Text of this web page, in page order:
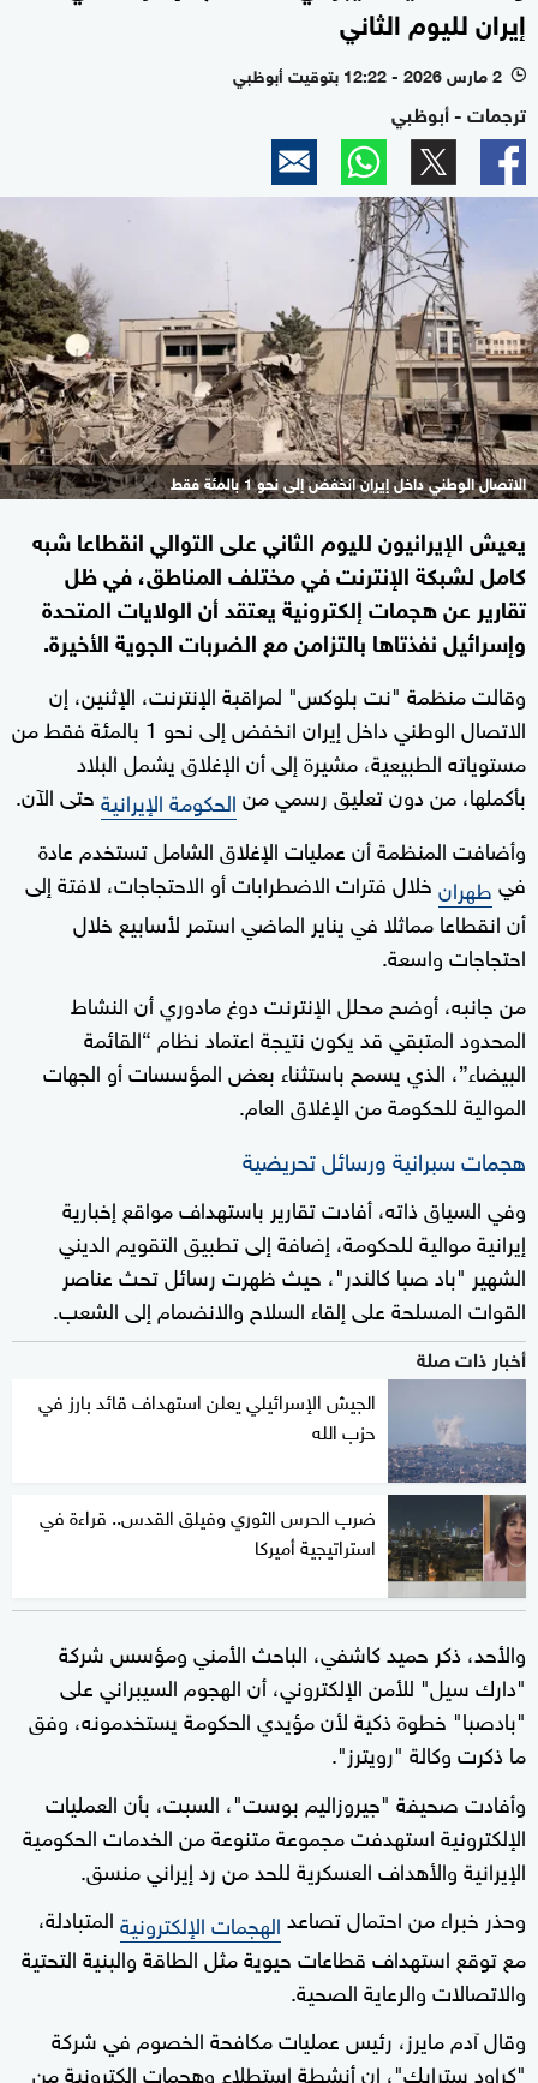
إيران لليوم الثاني
l 2 مارس 2026 - 12:22 بتوقيت أبوظبي
ترجمات - أبوظبي
الاتصال الوطني داخل إيران انخفض إلى نحو 1 بالمئة فقط
يعيش الإيرانيون لليوم الثاني على التوالي انقطاعا شبه
كامل لشبكة الإنترنت في مختلف المناطق، في ظل
تقارير عن هجمات إلكترونية يعتقد أن الولايات المتحدة
وإسرائيل نفذتاها بالتزامن مع الضربات الجوية الأخيرة.
وقالت منظمة "نت بلوكس" لمراقبة الإنترنت، الإثنين، إن
الاتصال الوطني داخل إيران انخفض إلى نحو 1 بالمئة فقط من
مستوياته الطبيعية، مشيرة إلى أن الإغلاق يشمل البلاد
بأكملها، من دون تعليق رسمي منالحكومة الإيرانيةحتى الآن.
وأضافت المنظمة أن عمليات الإغلاق الشامل تستخدم عادة
فيطهرانخلال فترات الاضطرابات أو الاحتجاجات، لافتة إلى
أن انقطاعا مماثلا في يناير الماضي استمر لأسابيع خلال
احتجاجات واسعة.
من جانبه، أوضح محلل الإنترنت دوغ مادوري أن النشاط
المحدود المتبقي قد يكون نتيجة اعتماد نظام “القائمة
البيضاء”، الذي يسمح باستثناء بعض المؤسسات أو الجهات
الموالية للحكومة من الإغلاق العام.
هجمات سبرانية ورسائل تحريضية
وفي السياق ذاته، أفادت تقارير باستهداف مواقع إخبارية
إيرانية موالية للحكومة، إضافة إلى تطبيق التقويم الديني
الشهير "باد صبا كالندر"، حيث ظهرت رسائل تحث عناصر
القوات المسلحة على إلقاء السلاح والانضمام إلى الشعب.
أخبار ذات صلة
الجيش الإسرائيلي يعلن استهداف قائد بارز في
حزب الله
ضرب الحرس الثوري وفيلق القدس.. قراءة في
استراتيجية أميركا
والأحد، ذكر حميد كاشفي، الباحث الأمني ومؤسس شركة
"دارك سيل" للأمن الإلكتروني، أن الهجوم السيبراني على
"بادصبا" خطوة ذكية لأن مؤيدي الحكومة يستخدمونه، وفق
ما ذكرت وكالة "رويترز".
وأفادت صحيفة "جيروزاليم بوست"، السبت، بأن العمليات
الإلكترونية استهدفت مجموعة متنوعة من الخدمات الحكومية
الإيرانية والأهداف العسكرية للحد من رد إيراني منسق.
وحذر خبراء من احتمال تصاعدالهجمات الإلكترونيةالمتبادلة،
مع توقع استهداف قطاعات حيوية مثل الطاقة والبنية التحتية
والاتصالات والرعاية الصحية.
وقال آدم مايرز، رئيس عمليات مكافحة الخصوم في شركة
"كراود سترايك"، إن أنشطة استطلاع وهجمات إلكترونية من